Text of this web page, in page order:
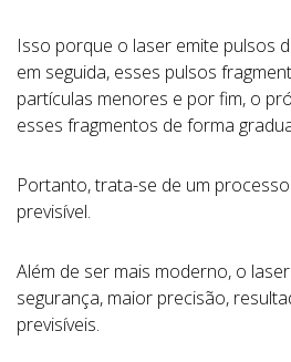
Isso porque o laser emite pulsos
em seguida, esses pulsos
partículas menores e por fim, o
esses fragmentos de forma
Portanto, trata-se de um
previsível.
Além de ser mais moderno, o
segurança, maior precisão,
previsíveis.